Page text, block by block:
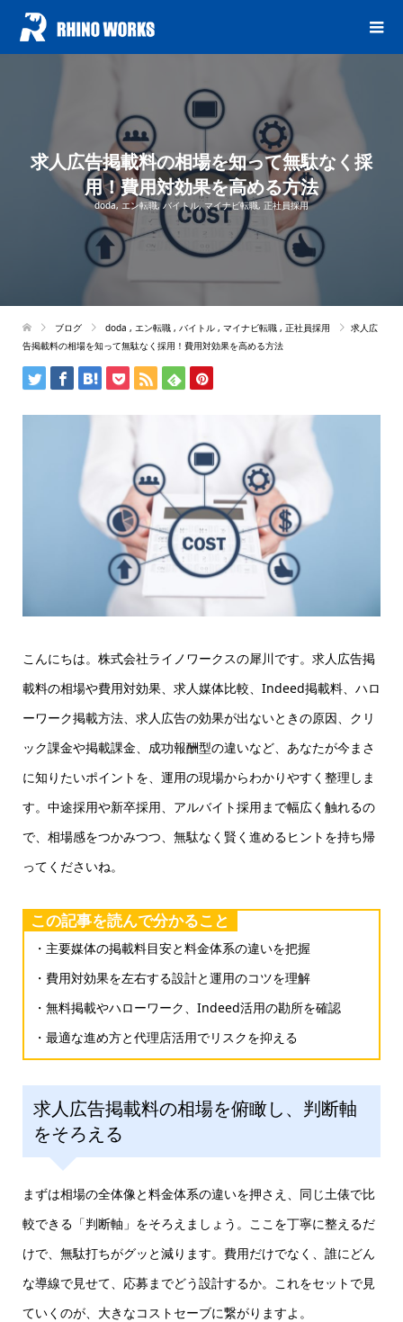
求人広告掲載料の相場を知って無駄なく採
用！費用対効果を高める方法
doda, エン転職,バイトル,マイナビ転職, 正社員採用
ブログ doda , エン転職 , バイトル , マイナビ転職 , 正社員採用
求人広
告掲載料の相場を知って無駄なく採用！費用対効果を高める方法
こんにちは。株式会社ライノワークスの犀川です。求人広告掲
載料の相場や費用対効果、求人媒体比較、Indeed掲載料、ハロ
ーワーク掲載方法、求人広告の効果が出ないときの原因、クリ
ック課金や掲載課金、成功報酬型の違いなど、あなたが今まさ
に知りたいポイントを、運用の現場からわかりやすく整理しま
す。中途採用や新卒採用、アルバイト採用まで幅広く触れるの
で、相場感をつかみつつ、無駄なく賢く進めるヒントを持ち帰
ってくださいね。
この記事を読んで分かること
・主要媒体の掲載料目安と料金体系の違いを把握
・費用対効果を左右する設計と運用のコツを理解
・無料掲載やハローワーク、Indeed活用の勘所を確認
・最適な進め方と代理店活用でリスクを抑える
求人広告掲載料の相場を俯瞰し、判断軸
をそろえる
まずは相場の全体像と料金体系の違いを押さえ、同じ土俵で比
較できる「判断軸」をそろえましょう。ここを丁寧に整えるだ
けで、無駄打ちがグッと減ります。費用だけでなく、誰にどん
な導線で見せて、応募までどう設計するか。これをセットで見
ていくのが、大きなコストセーブに繋がりますよ。